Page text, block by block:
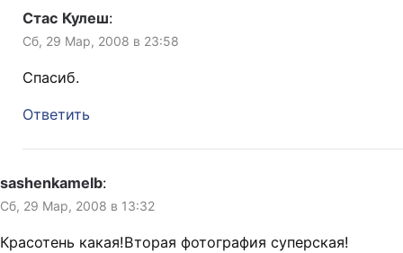
Стас Кулеш:
Сб, 29 Мар, 2008 в 23:58
Спасиб.
Ответить
sashenkamelb:
Сб, 29 Мар, 2008 в 13:32
Красотень какая!Вторая фотография суперская!